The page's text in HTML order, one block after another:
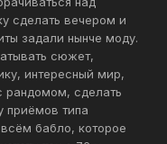
сделать вечером и
задали нынче моду.
сюжет,
интересный мир,
рандомом, сделать
приёмов типа
бабло, которое